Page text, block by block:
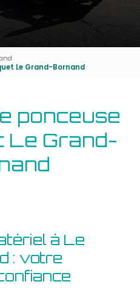
Le Grand-Bornand
ponceuse
Le Grand-
à Le
: votre